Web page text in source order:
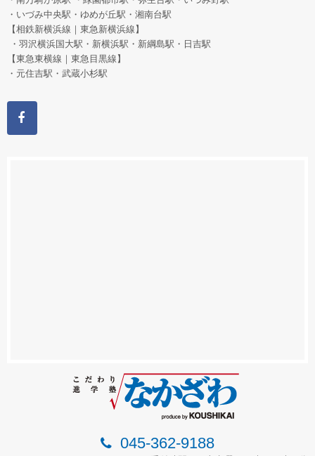
・いづみ中央駅・ゆめが丘駅・湘南台駅
【相鉄新横浜線｜東急新横浜線】
・羽沢横浜国大駅・新横浜駅・新綱島駅・日吉駅
【東急東横線｜東急目黒線】
・元住吉駅・武蔵小杉駅
045-362-9188